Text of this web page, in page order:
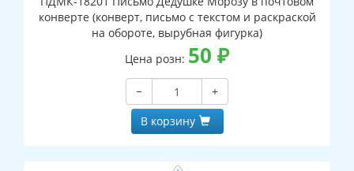
конверте (конверт, письмо с текстом и раскраской
на обороте, вырубная фигурка)
Цена розн: 50 ₽
−
+
В корзину